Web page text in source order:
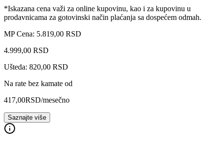
*Iskazana cena važi za online kupovinu, kao i za kupovinu u
prodavnicama za gotovinski način plaćanja sa dospećem odmah.
MP Cena: 5.819,00 RSD
4.999,00 RSD
Ušteda: 820,00 RSD
Na rate bez kamate od
417,00RSD/mesečno
Saznajte više